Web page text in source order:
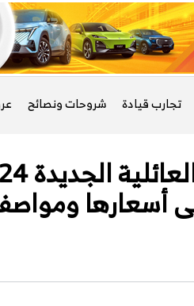
تجارب قيادة شروحات ونصائح
أسعارها